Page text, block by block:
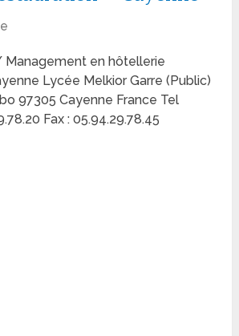
Management en hôtellerie
Lycée Melkior Garre (Public)
97305 Cayenne France Tel
Fax : 05.94.29.78.45